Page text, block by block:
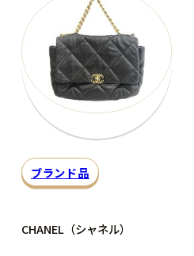
ブランド品
CHANEL（シャネル）